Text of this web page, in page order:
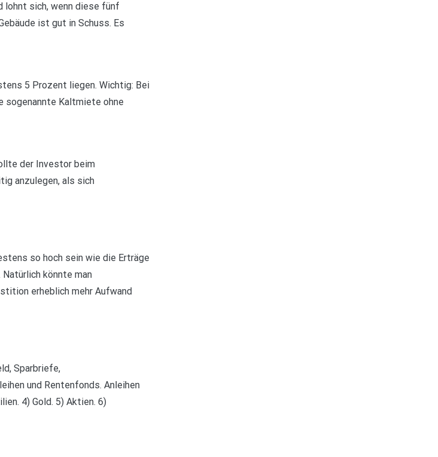
lohnt sich, wenn diese fünf
ist gut in Schuss. Es
5 Prozent liegen. Wichtig: Bei
sogenannte Kaltmiete ohne
der Investor beim
anzulegen, als sich
so hoch sein wie die Erträge
könnte man
erheblich mehr Aufwand
Sparbriefe,
und Rentenfonds. Anleihen
4) Gold. 5) Aktien. 6)